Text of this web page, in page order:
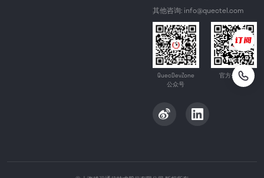
其他咨询: info@quectel.com
QuecDevZone
公众号
官方公众号